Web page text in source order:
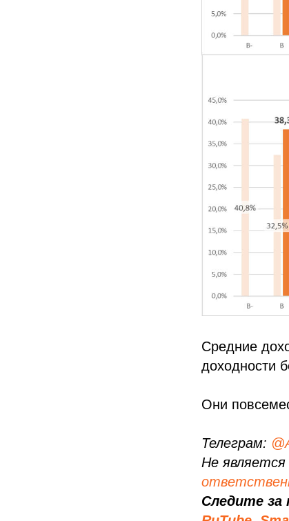
Средние
доходности
Они
Телеграм:
Не является
Следите